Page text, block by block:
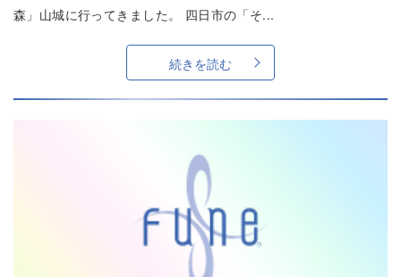
森」山城に行ってきました。 四日市の「そ...
続きを読む